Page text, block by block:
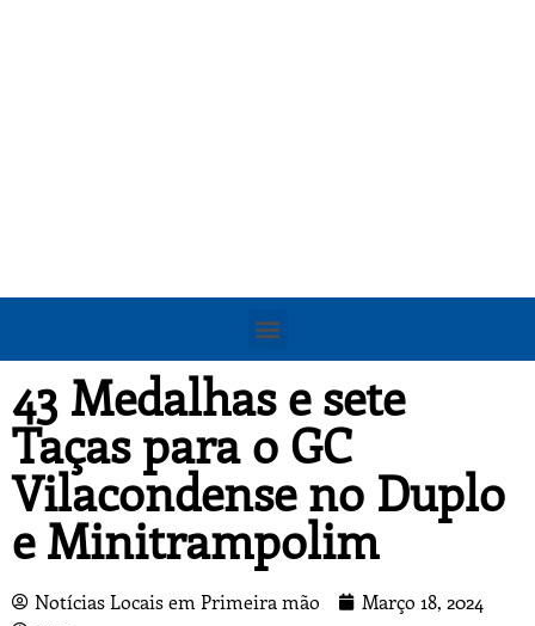
43 Medalhas e sete
Taças para o GC
Vilacondense no Duplo
e Minitrampolim
Notícias Locais em Primeira mão
Março 18, 2024